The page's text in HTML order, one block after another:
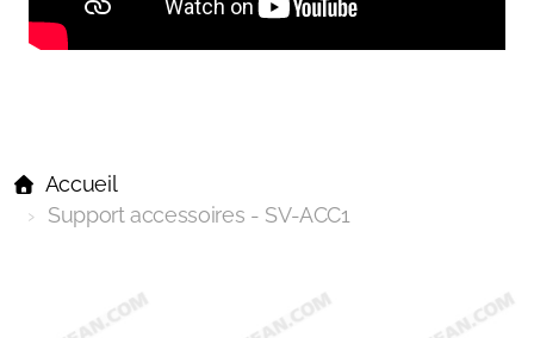
Accueil
Support accessoires - SV-ACC1